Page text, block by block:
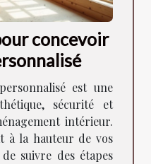
concevoir
est une
sécurité et
intérieur.
à la hauteur de vos
suivre des étapes